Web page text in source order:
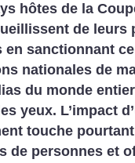
hôtes de la
de leurs
en sanctionnant
nationales de
du monde
yeux. L’impact
touche
de personnes et